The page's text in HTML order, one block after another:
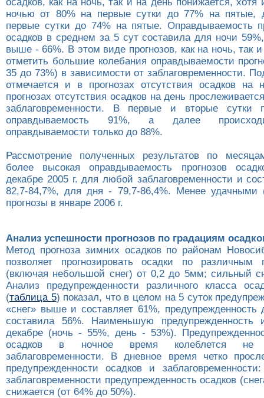
ночью от 80% на первые сутки до 77% на пятые,
первые сутки до 74% на пятые. Оправдываемость
осадков в среднем за 5 сут составила для ночи
выше - 66%. В этом виде прогнозов, как на ночь, так
отметить большие колебания оправдываемости
35 до 73%) в зависимости от заблаговременности.
отмечается и в прогнозах отсутствия осадков на
прогнозах отсутствия осадков на день
заблаговременности. В первые и вторые сутки
оправдываемость 91%, а далее
оправдываемости только до 88%.
Рассмотрение полученных результатов по
более высокая оправдываемость прогнозов
декабре 2005 г. для любой заблаговременности и
82,7-84,7%, для дня - 79,7-86,4%. Менее удачными
прогнозы в январе 2006 г.
Анализ успешности прогнозов по градациям
Метод прогноза зимних осадков по районам
позволяет прогнозировать осадки по различным
(включая небольшой снег) от 0,2 до 5мм; сильный
Анализ предупрежденности различного класса
(таблица 5) показал, что в целом на 5 суток
«снег» выше и составляет 61%, предупрежденность
составила 56%. Наименьшую предупрежденность
декабре (ночь - 55%, день - 53%).
осадков в ночное время колеблется не
заблаговременности. В дневное время четко
предупрежденности осадков и
заблаговременности предупрежденность осадков
снижается (от 64% до 50%).